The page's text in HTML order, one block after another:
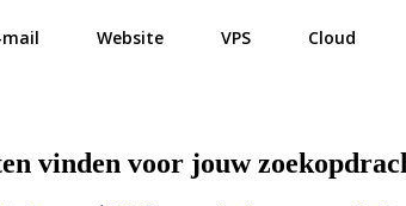
mail Website VPS Cloud
vinden voor jouw